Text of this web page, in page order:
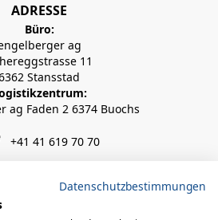
ADRESSE
Büro:
ag
11
Stansstad
ag Faden 2 6374 Buochs
+41 41 619 70 70
info@engelberger.chDatenschutzbestimmungen